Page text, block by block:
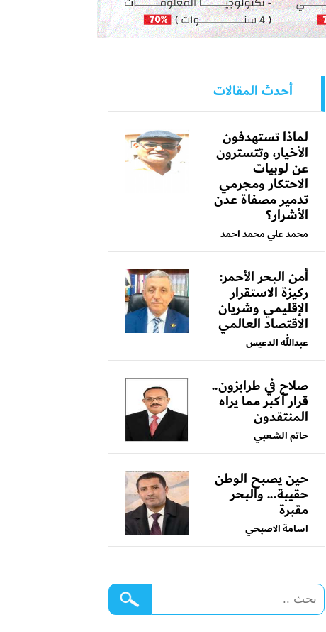
أحدث المقالات
لماذا تستهدفون
الأخيار، وتتسترون
عن لوبيات
الاحتكار ومجرمي
تدمير مصفاة عدن
الأشرار؟
محمد علي محمد احمد
أمن البحر الأحمر:
ركيزة الاستقرار
الإقليمي وشريان
الاقتصاد العالمي
عبدالله الدعيس
صلاح في طرابزون..
قرار أكبر مما يراه
المنتقدون
حاتم الشعبي
حين يصبح الوطن
حقيبة... والبحر
مقبرة
اسامة الاصبحي